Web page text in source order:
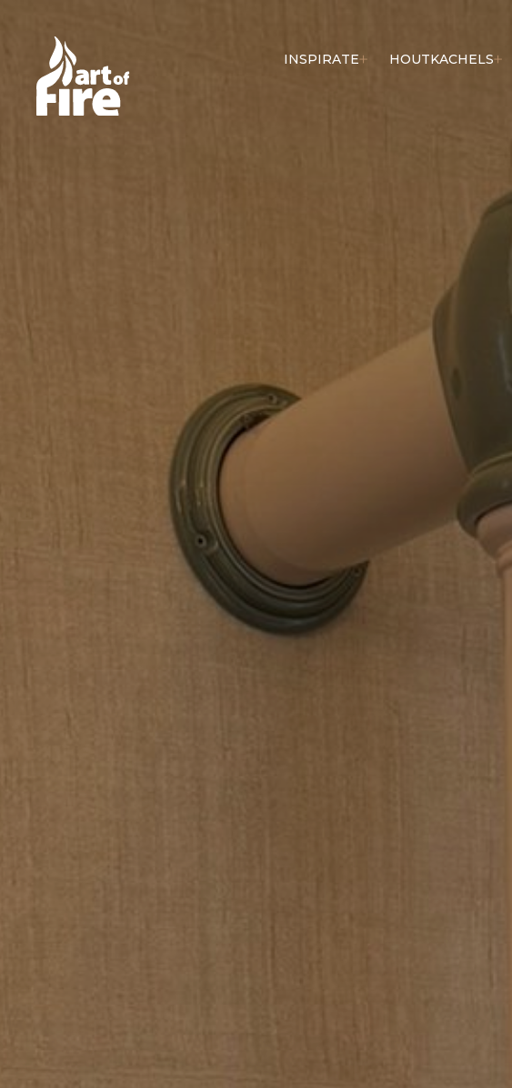
INSPIRATE HOUTKACHELS